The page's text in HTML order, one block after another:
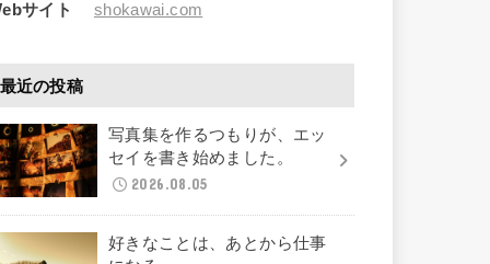
サイト
shokawai.com
最近の投稿
写真集を作るつもりが、エッ
セイを書き始めました。
2026.08.05
好きなことは、あとから仕事